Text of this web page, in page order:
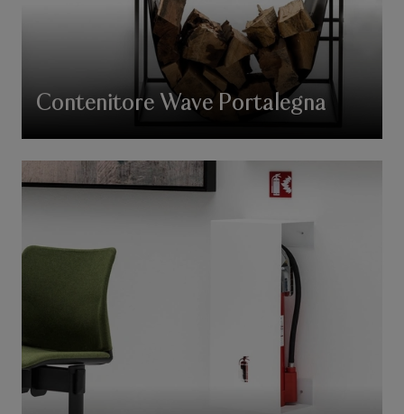
Contenitore Wave Portalegna